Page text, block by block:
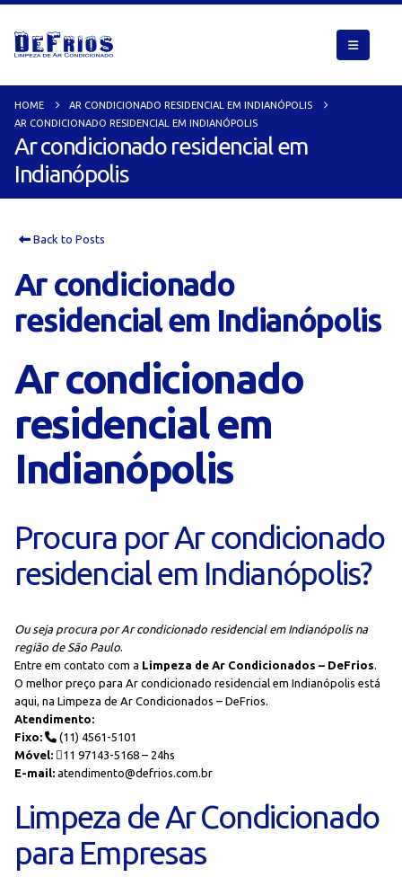
HOME
AR CONDICIONADO RESIDENCIAL EM INDIANÓPOLIS
AR CONDICIONADO RESIDENCIAL EM INDIANÓPOLIS
Ar condicionado residencial em
Indianópolis
Back to Posts
Ar condicionado
residencial em Indianópolis
Ar condicionado
residencial em
Indianópolis
Procura por Ar condicionado
residencial em Indianópolis?
Ou seja procura por Ar condicionado residencial em Indianópolis na
região de São Paulo.
Entre em contato com a Limpeza de Ar Condicionados – DeFrios.
O melhor preço para Ar condicionado residencial em Indianópolis está
aqui, na Limpeza de Ar Condicionados – DeFrios.
Atendimento:
Fixo:
(11) 4561-5101
Móvel:
11 97143-5168 – 24hs
E-mail: atendimento@defrios.com.br
Limpeza de Ar Condicionado
para Empresas